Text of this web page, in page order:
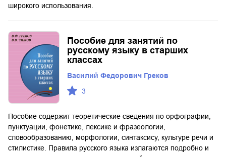
широкого использования.
Пособие для занятий по
русскому языку в старших
классах
Василий Федорович Греков
3
Пособие содержит теоретические сведения по орфографии,
пунктуации, фонетике, лексике и фразеологии,
словообразованию, морфологии, синтаксису, культуре речи и
стилистике. Правила русского языка излагаются подробно и